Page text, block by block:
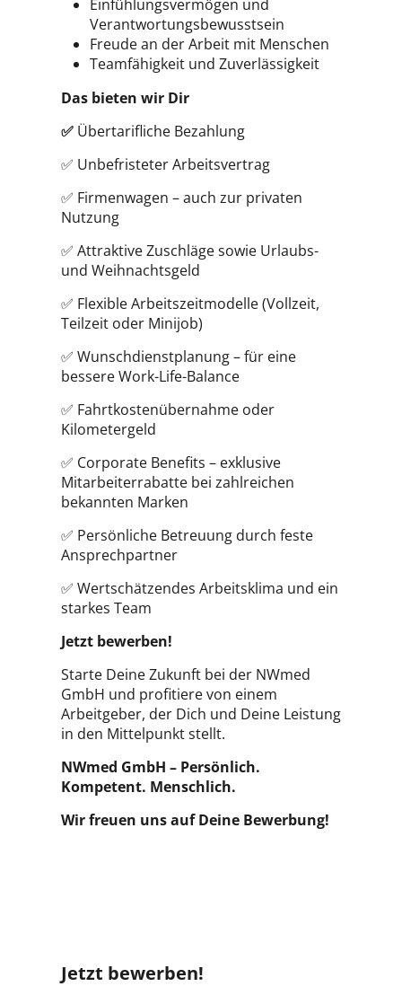
Einfühlungsvermögen und
Verantwortungsbewusstsein
Freude an der Arbeit mit Menschen
Teamfähigkeit und Zuverlässigkeit
Das bieten wir Dir
✅ Übertarifliche Bezahlung
✅ Unbefristeter Arbeitsvertrag
✅ Firmenwagen – auch zur privaten
Nutzung
✅ Attraktive Zuschläge sowie Urlaubs-
und Weihnachtsgeld
✅ Flexible Arbeitszeitmodelle (Vollzeit,
Teilzeit oder Minijob)
✅ Wunschdienstplanung – für eine
bessere Work-Life-Balance
✅ Fahrtkostenübernahme oder
Kilometergeld
✅ Corporate Benefits – exklusive
Mitarbeiterrabatte bei zahlreichen
bekannten Marken
✅ Persönliche Betreuung durch feste
Ansprechpartner
✅ Wertschätzendes Arbeitsklima und ein
starkes Team
Jetzt bewerben!
Starte Deine Zukunft bei der NWmed
GmbH und profitiere von einem
Arbeitgeber, der Dich und Deine Leistung
in den Mittelpunkt stellt.
NWmed GmbH – Persönlich.
Kompetent. Menschlich.
Wir freuen uns auf Deine Bewerbung!
Jetzt bewerben!